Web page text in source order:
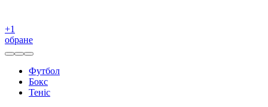
+1
обране
Футбол
Бокс
Теніс